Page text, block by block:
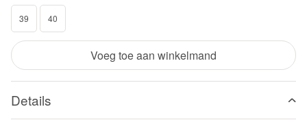
39 40
Voeg toe aan winkelmand
Details